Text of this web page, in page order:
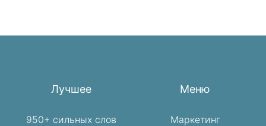
Лучшее
950+ сильных слов
Меню
Маркетинг